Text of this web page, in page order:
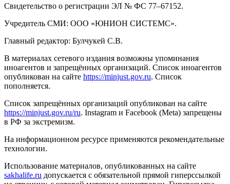
Свидетельство о регистрации ЭЛ № ФС 77–67152.
Учредитель СМИ: ООО «ЮНИОН СИСТЕМС».
Главный редактор: Булчукей С.В.
В материалах сетевого издания возможны упоминания
иноагентов и запрещённых организаций. Список иноагентов
опубликован на сайте https://minjust.gov.ru. Список
пополняется.
Список запрещённых организаций опубликован на сайте
https://minjust.gov.ru/ru. Instagram и Facebook (Metа) запрещены
в РФ за экстремизм.
На информационном ресурсе применяются рекомендательные
технологии.
Использование материалов, опубликованных на сайте
sakhalife.ru допускается с обязательной прямой гиперссылкой